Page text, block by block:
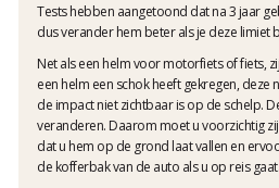
Tests hebben aangetoond dat na 3 jaar
dus verander hem beter als je deze limiet
Net als een helm voor motorfiets of fiets,
een helm een schok heeft gekregen, deze
de impact niet zichtbaar is op de schelp.
veranderen. Daarom moet u voorzichtig
dat u hem op de grond laat vallen en
de kofferbak van de auto als u op reis gaat.